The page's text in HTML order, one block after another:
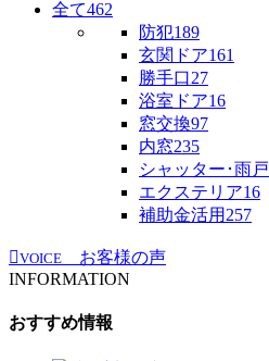
全て462
防犯189
玄関ドア161
勝手口27
浴室ドア16
窓交換97
内窓235
シャッター･雨戸
エクステリア16
補助金活用 257
VOICE
お客様の声
INFORMATION
おすすめ情報